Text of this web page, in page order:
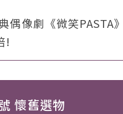
偶像劇《微笑PASTA
!
懷舊選物